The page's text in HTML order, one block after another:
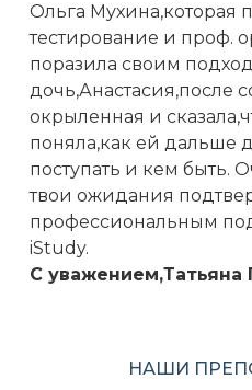
Ольга Мухина,которая
тестирование и проф.
поразила своим
дочь,Анастасия,после
окрыленная и
поняла,как ей дальше
поступать и кем быть.
твои ожидания
профессиональным
iStudy.
С уважением,Татьяна
НАШИ